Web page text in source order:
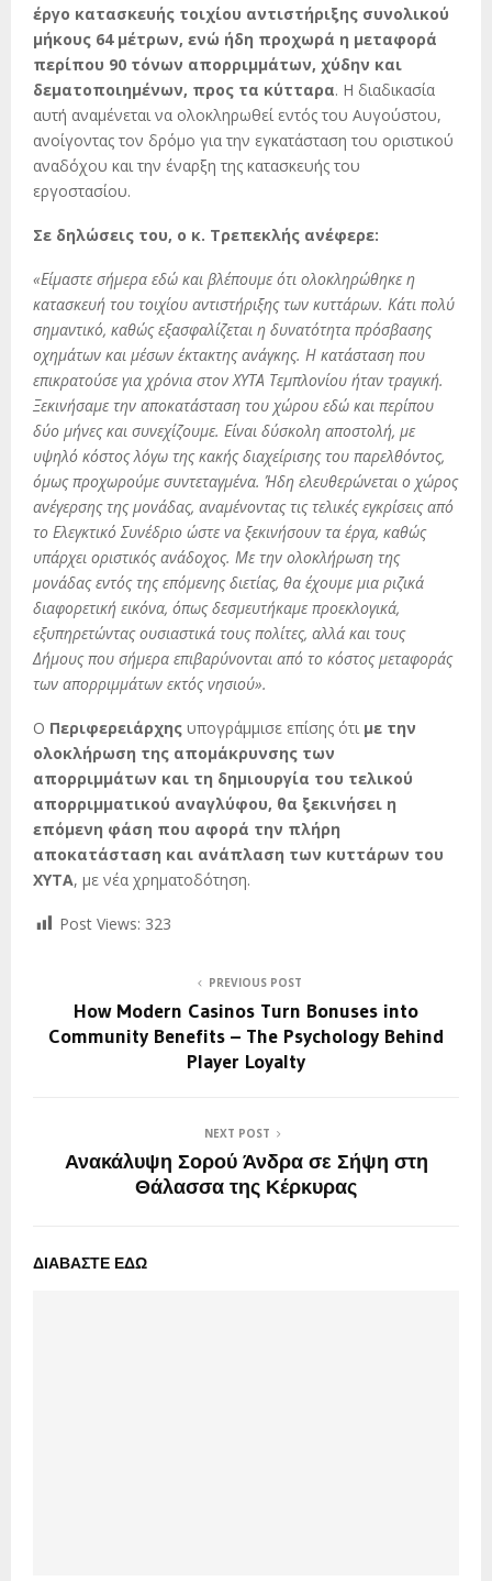
έργο κατασκευής τοιχίου αντιστήριξης συνολικού
μήκους 64 μέτρων, ενώ ήδη προχωρά η μεταφορά
περίπου 90 τόνων απορριμμάτων, χύδην και
δεματοποιημένων, προς τα κύτταρα. Η διαδικασία
αυτή αναμένεται να ολοκληρωθεί εντός του Αυγούστου,
ανοίγοντας τον δρόμο για την εγκατάσταση του οριστικού
αναδόχου και την έναρξη της κατασκευής του
εργοστασίου.
Σε δηλώσεις του, ο κ. Τρεπεκλής ανέφερε:
«Είμαστε σήμερα εδώ και βλέπουμε ότι ολοκληρώθηκε η
κατασκευή του τοιχίου αντιστήριξης των κυττάρων. Κάτι πολύ
σημαντικό, καθώς εξασφαλίζεται η δυνατότητα πρόσβασης
οχημάτων και μέσων έκτακτης ανάγκης. Η κατάσταση που
επικρατούσε για χρόνια στον ΧΥΤΑ Τεμπλονίου ήταν τραγική.
Ξεκινήσαμε την αποκατάσταση του χώρου εδώ και περίπου
δύο μήνες και συνεχίζουμε. Είναι δύσκολη αποστολή, με
υψηλό κόστος λόγω της κακής διαχείρισης του παρελθόντος,
όμως προχωρούμε συντεταγμένα. Ήδη ελευθερώνεται ο χώρος
ανέγερσης της μονάδας, αναμένοντας τις τελικές εγκρίσεις από
το Ελεγκτικό Συνέδριο ώστε να ξεκινήσουν τα έργα, καθώς
υπάρχει οριστικός ανάδοχος. Με την ολοκλήρωση της
μονάδας εντός της επόμενης διετίας, θα έχουμε μια ριζικά
διαφορετική εικόνα, όπως δεσμευτήκαμε προεκλογικά,
εξυπηρετώντας ουσιαστικά τους πολίτες, αλλά και τους
Δήμους που σήμερα επιβαρύνονται από το κόστος μεταφοράς
των απορριμμάτων εκτός νησιού».
Ο Περιφερειάρχης υπογράμμισε επίσης ότι με την
ολοκλήρωση της απομάκρυνσης των
απορριμμάτων και τη δημιουργία του τελικού
απορριμματικού αναγλύφου, θα ξεκινήσει η
επόμενη φάση που αφορά την πλήρη
αποκατάσταση και ανάπλαση των κυττάρων του
ΧΥΤΑ, με νέα χρηματοδότηση.
Post Views: 323
PREVIOUS POST
How Modern Casinos Turn Bonuses into
Community Benefits – The Psychology Behind
Player Loyalty
NEXT POST
Ανακάλυψη Σορού Άνδρα σε Σήψη στη
Θάλασσα της Κέρκυρας
ΔΙΑΒΑΣΤΕ ΕΔΩ